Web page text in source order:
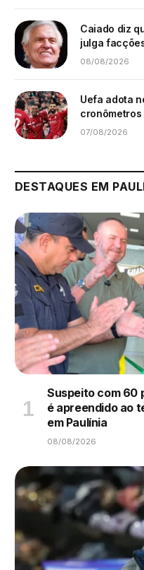
Caiado diz
julga
08/08/2026
Uefa adota
cronômetros
07/08/2026
DESTAQUES EM
Suspeito com 60
é apreendido ao
em Paulínia
08/08/2026